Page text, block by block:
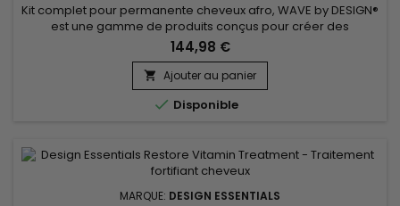
Kit complet pour permanente cheveux afro, WAVE by DESIGN®
est une gamme de produits conçus pour créer des
permanentes de soutien, des boucles, des styles naturels et
texturés.&nbsp; La gamme de produits Wave by Design
donne de magnifiques boucles, adoucit, renforce,
restructure et hydrate les cheveux, les laissant brillants et
disciplinés.&nbsp; Kit...
144,98 €
 Ajouter au panier
 Disponible
MARQUE: DESIGN ESSENTIALS